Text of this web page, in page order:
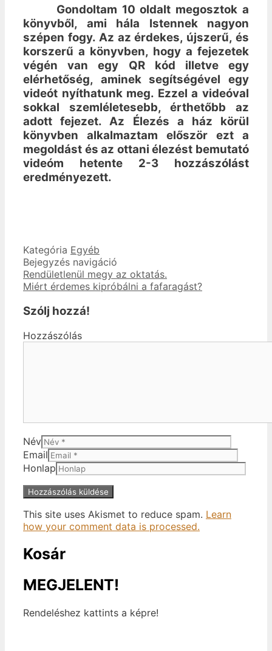
Gondoltam 10 oldalt megosztok a
könyvből, ami hála Istennek nagyon
szépen fogy. Az az érdekes, újszerű, és
korszerű a könyvben, hogy a fejezetek
végén van egy QR kód illetve egy
elérhetőség, aminek segítségével egy
videót nyíthatunk meg. Ezzel a videóval
sokkal szemléletesebb, érthetőbb az
adott fejezet. Az Élezés a ház körül
könyvben alkalmaztam először ezt a
megoldást és az ottani élezést bemutató
videóm hetente 2-3 hozzászólást
eredményezett.
Kategória Egyéb
Bejegyzés navigáció
Rendületlenül megy az oktatás.
Miért érdemes kipróbálni a fafaragást?
Szólj hozzá!
Hozzászólás
Név
Email
Honlap
This site uses Akismet to reduce spam. Learn
how your comment data is processed.
Kosár
MEGJELENT!
Rendeléshez kattints a képre!